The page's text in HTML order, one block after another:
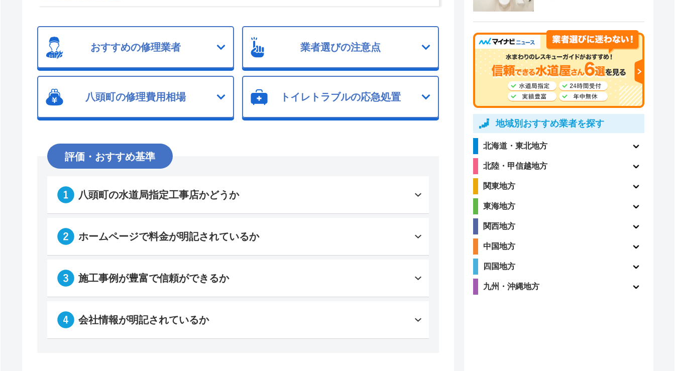
おすすめの修理業者 業者選びの注意点
八頭町の修理費用相場 トイレトラブルの応急処置
評価・おすすめ基準
八頭町の水道局指定工事店かどうか
ホームページで料金が明記されているか
施工事例が豊富で信頼ができるか
会社情報が明記されているか
地域別おすすめ業者を探す
北海道・東北地方
北陸・甲信越地方
関東地方
東海地方
関西地方
中国地方
四国地方
九州・沖縄地方